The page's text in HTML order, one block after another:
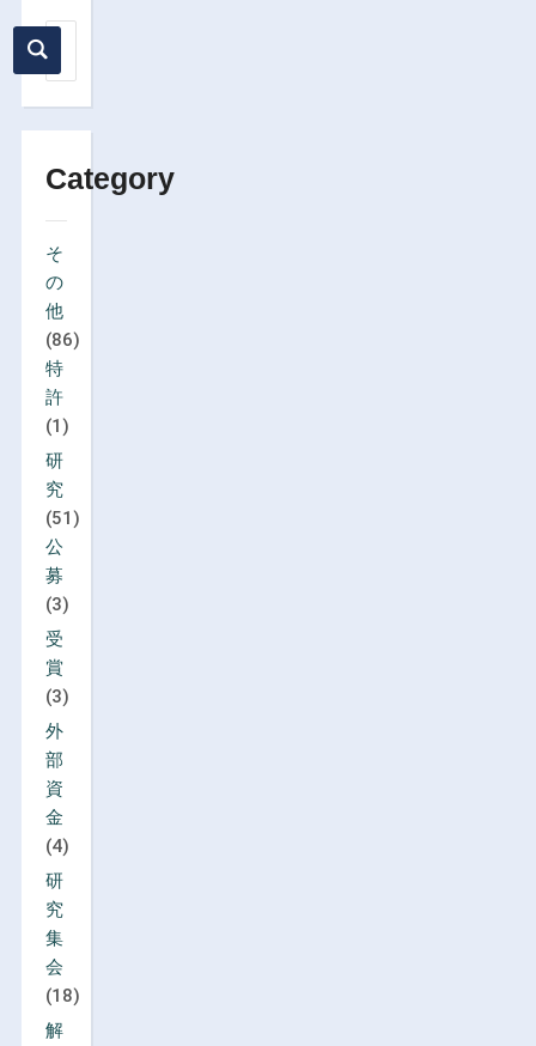
Category
そ
の
他
(86)
特
許
(1)
研
究
(51)
公
募
(3)
受
賞
(3)
外
部
資
金
(4)
研
究
集
会
(18)
解